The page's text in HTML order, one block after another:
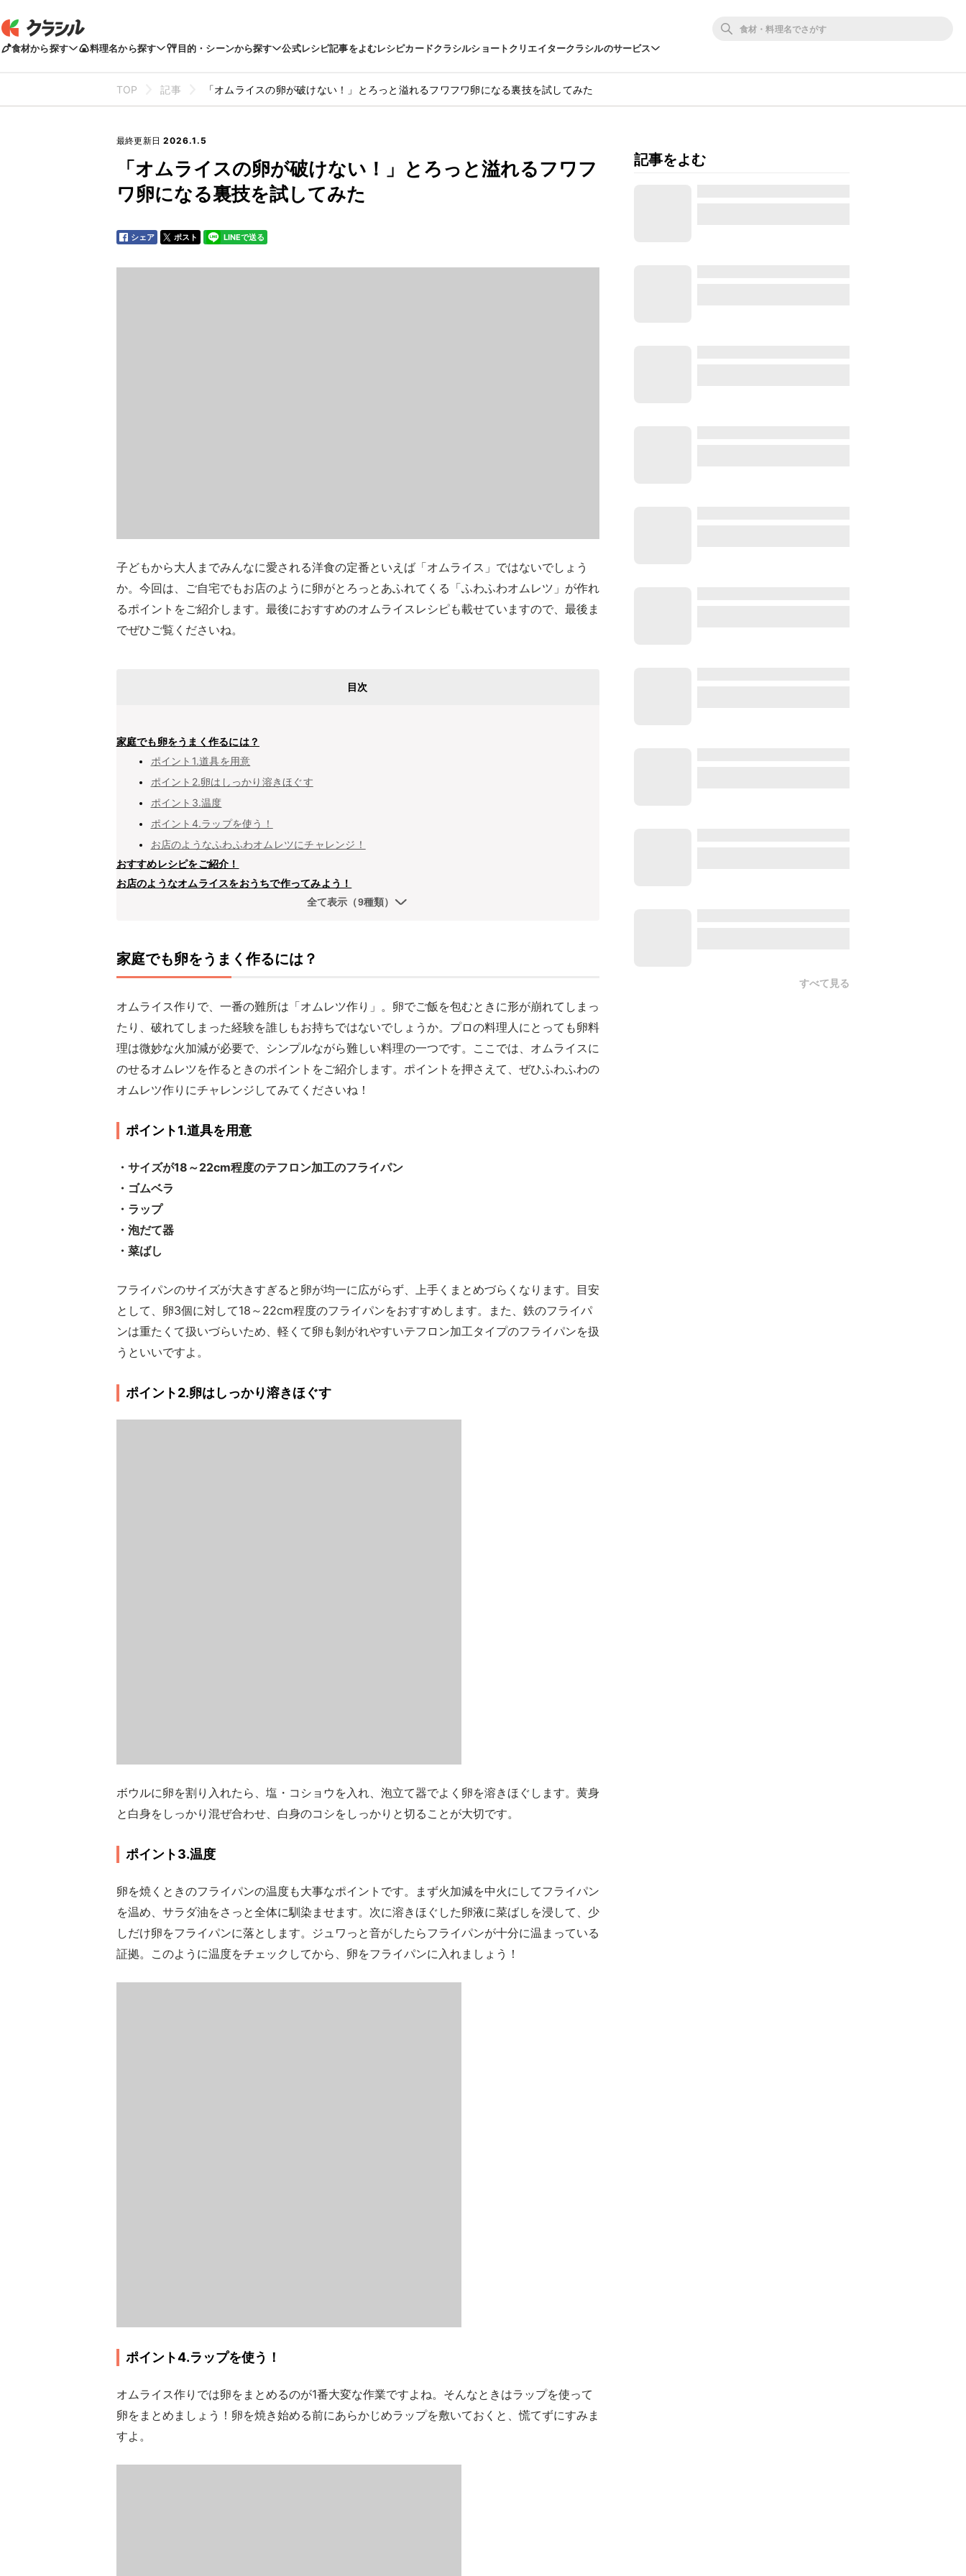
食材から探す 料理名から探す 目的・シーンから探す 公式レシピ記事をよむレシピカードクラシルショートクリエイタークラシルのサービス
TOP 記事 「オムライスの卵が破けない！」とろっと溢れるフワフワ卵になる裏技を試してみた
最終更新日 2026.1.5
「オムライスの卵が破けない！」とろっと溢れるフワフ
ワ卵になる裏技を試してみた
シェア ポスト LINEで送る
子どもから大人までみんなに愛される洋食の定番といえば「オムライス」ではないでしょう
か。今回は、ご自宅でもお店のように卵がとろっとあふれてくる「ふわふわオムレツ」が作れ
るポイントをご紹介します。最後におすすめのオムライスレシピも載せていますので、最後ま
でぜひご覧くださいね。
目次
家庭でも卵をうまく作るには？
ポイント1.道具を用意
ポイント2.卵はしっかり溶きほぐす
ポイント3.温度
ポイント4.ラップを使う！
お店のようなふわふわオムレツにチャレンジ！
おすすめレシピをご紹介！
お店のようなオムライスをおうちで作ってみよう！
全て表示（9種類）
家庭でも卵をうまく作るには？
オムライス作りで、一番の難所は「オムレツ作り」。卵でご飯を包むときに形が崩れてしまっ
たり、破れてしまった経験を誰しもお持ちではないでしょうか。プロの料理人にとっても卵料
理は微妙な火加減が必要で、シンプルながら難しい料理の一つです。ここでは、オムライスに
のせるオムレツを作るときのポイントをご紹介します。ポイントを押さえて、ぜひふわふわの
オムレツ作りにチャレンジしてみてくださいね！
ポイント1.道具を用意
・サイズが18～22cm程度のテフロン加工のフライパン
・ゴムベラ
・ラップ
・泡だて器
・菜ばし
フライパンのサイズが大きすぎると卵が均一に広がらず、上手くまとめづらくなります。目安
として、卵3個に対して18～22cm程度のフライパンをおすすめします。また、鉄のフライパ
ンは重たくて扱いづらいため、軽くて卵も剝がれやすいテフロン加工タイプのフライパンを扱
うといいですよ。
ポイント2.卵はしっかり溶きほぐす
ボウルに卵を割り入れたら、塩・コショウを入れ、泡立て器でよく卵を溶きほぐします。黄身
と白身をしっかり混ぜ合わせ、白身のコシをしっかりと切ることが大切です。
ポイント3.温度
卵を焼くときのフライパンの温度も大事なポイントです。まず火加減を中火にしてフライパン
を温め、サラダ油をさっと全体に馴染ませます。次に溶きほぐした卵液に菜ばしを浸して、少
しだけ卵をフライパンに落とします。ジュワっと音がしたらフライパンが十分に温まっている
証拠。このように温度をチェックしてから、卵をフライパンに入れましょう！
ポイント4.ラップを使う！
オムライス作りでは卵をまとめるのが1番大変な作業ですよね。そんなときはラップを使って
卵をまとめましょう！卵を焼き始める前にあらかじめラップを敷いておくと、慌てずにすみま
すよ。
記事をよむ
すべて見る